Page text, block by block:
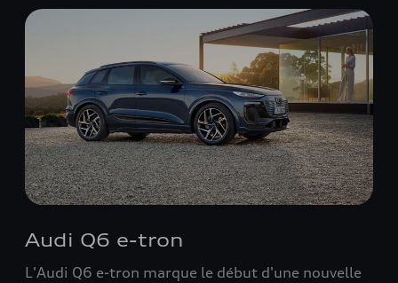
Audi Q6 e-tron
L'Audi Q6 e-tron marque le début d'une nouvelle